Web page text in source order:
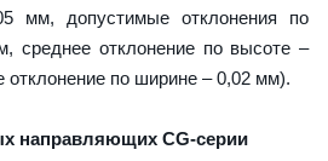
мм, допустимые отклонения по
среднее отклонение по высоте –
отклонение по ширине – 0,02 мм).
направляющих CG-серии